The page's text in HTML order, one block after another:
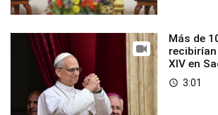
Más de
recibirían
XIV en
access_time 3:01